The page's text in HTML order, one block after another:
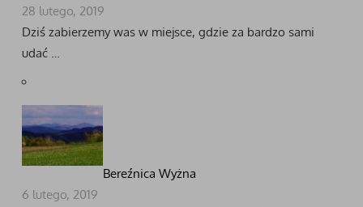
28 lutego, 2019
Dziś zabierzemy was w miejsce, gdzie za bardzo sami
udać …
Bereźnica Wyżna
6 lutego, 2019